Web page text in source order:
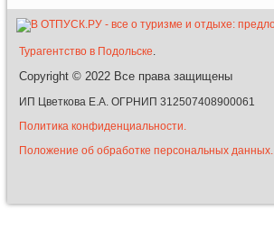
Турагентство в Подольске.
Copyright © 2022 Все права защищены
ИП Цветкова Е.А. ОГРНИП 312507408900061
Политика конфиденциальности.
Положение об обработке персональных данных.